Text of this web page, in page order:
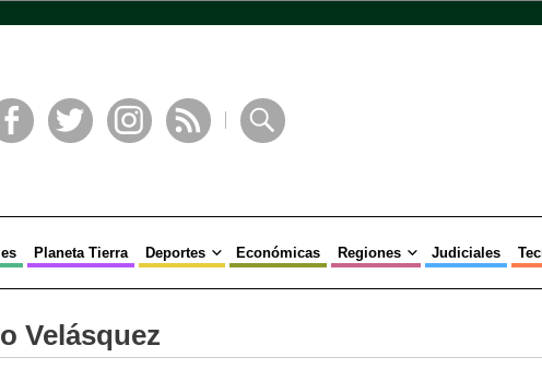
Planeta Tierra Deportes Económicas Regiones Judiciales
Velásquez